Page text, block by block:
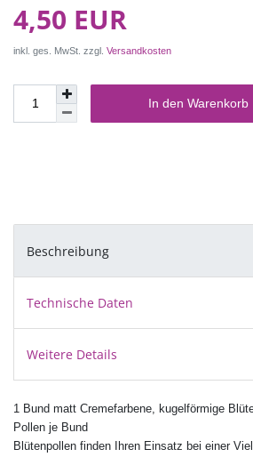
4,50 EUR
inkl. ges. MwSt. zzgl. Versandkosten
In den Warenkorb
Beschreibung
Technische Daten
Weitere Details
1 Bund matt Cremefarbene, kugelförmige
Pollen je Bund
Blütenpollen finden Ihren Einsatz bei einer